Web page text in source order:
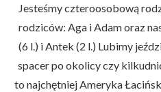
Jesteśmy czteroosobową
rodziców: Aga i Adam oraz
(6 l.) i Antek (2 l.) Lubimy
spacer po okolicy czy
to najchętniej Ameryka